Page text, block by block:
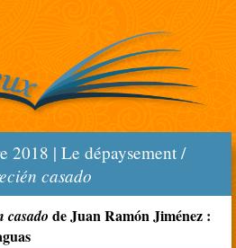
2018 | Le dépaysement /
casado
casado de Juan Ramón Jiménez :